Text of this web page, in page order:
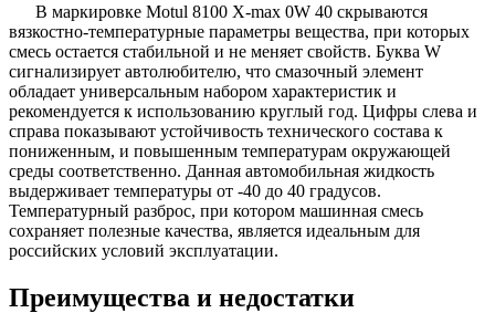
В маркировке Motul 8100 X-max 0W 40 скрываются
вязкостно-температурные параметры вещества, при которых
смесь остается стабильной и не меняет свойств. Буква W
сигнализирует автолюбителю, что смазочный элемент
обладает универсальным набором характеристик и
рекомендуется к использованию круглый год. Цифры слева и
справа показывают устойчивость технического состава к
пониженным, и повышенным температурам окружающей
среды соответственно. Данная автомобильная жидкость
выдерживает температуры от -40 до 40 градусов.
Температурный разброс, при котором машинная смесь
сохраняет полезные качества, является идеальным для
российских условий эксплуатации.
Преимущества и недостатки